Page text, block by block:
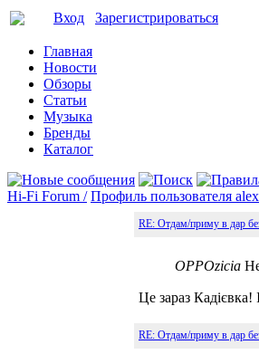
Вход Зарегистрироваться
Главная
Новости
Обзоры
Статьи
Музыка
Бренды
Каталог
Hi-Fi Forum / Профиль пользователя
RE: Отдам/приму в дар
OPPOzicia
Це зараз
RE: Отдам/приму в дар